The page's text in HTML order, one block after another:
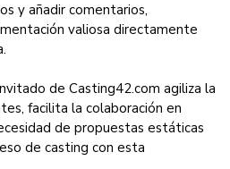
y añadir comentarios,
valiosa directamente
de Casting42.com agiliza la
facilita la colaboración en
de propuestas estáticas
de casting con esta